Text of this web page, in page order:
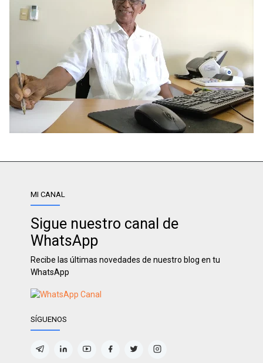
MI CANAL
Sigue nuestro canal de
WhatsApp
Recibe las últimas novedades de nuestro blog en tu
WhatsApp
SÍGUENOS